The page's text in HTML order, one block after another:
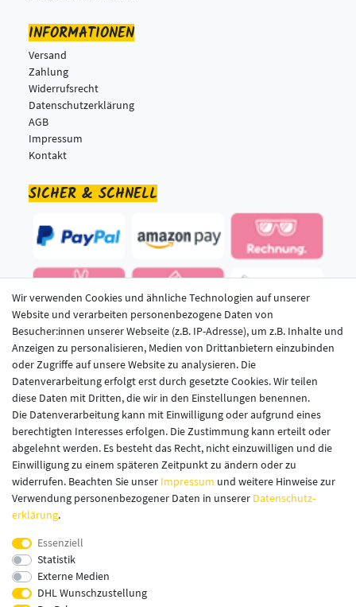
INFORMATIONEN
Versand
Zahlung
Widerrufsrecht
Datenschutzerklärung
AGB
Impressum
Kontakt
SICHER & SCHNELL
LECKERMEISTER IM NETZ
Wir verwenden Cookies und ähnliche Technologien auf unserer
Website und verarbeiten personenbezogene Daten von
Besucher:innen unserer Webseite (z.B. IP-Adresse), um z.B. Inhalte und
Anzeigen zu personalisieren, Medien von Drittanbietern einzubinden
oder Zugriffe auf unsere Website zu analysieren. Die
Datenverarbeitung erfolgt erst durch gesetzte Cookies. Wir teilen
diese Daten mit Dritten, die wir in den Einstellungen benennen.
Die Datenverarbeitung kann mit Einwilligung oder aufgrund eines
berechtigten Interesses erfolgen. Die Zustimmung kann erteilt oder
abgelehnt werden. Es besteht das Recht, nicht einzuwilligen und die
Einwilligung zu einem späteren Zeitpunkt zu ändern oder zu
widerrufen. Beachten Sie unser Impressum und weitere Hinweise zur
Verwendung personenbezogener Daten in unserer Daten­schutz­
erklärung.
Essenziell
Statistik
Externe Medien
DHL Wunschzustellung